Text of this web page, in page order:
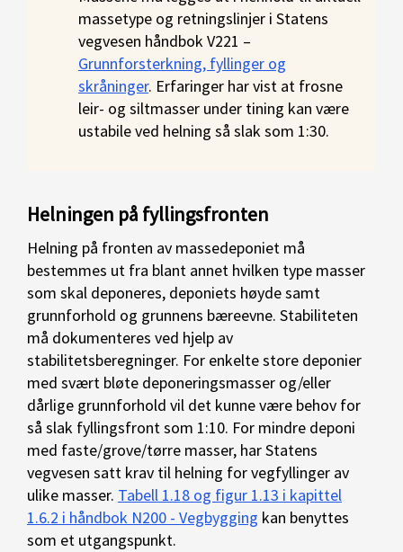
massetype og retningslinjer i Statens
vegvesen håndbok V221 –
Grunnforsterkning, fyllinger og
skråninger. Erfaringer har vist at frosne
leir- og siltmasser under tining kan være
ustabile ved helning så slak som 1:30.
Helningen på fyllingsfronten
Helning på fronten av massedeponiet må
bestemmes ut fra blant annet hvilken type masser
som skal deponeres, deponiets høyde samt
grunnforhold og grunnens bæreevne. Stabiliteten
må dokumenteres ved hjelp av
stabilitetsberegninger. For enkelte store deponier
med svært bløte deponeringsmasser og/eller
dårlige grunnforhold vil det kunne være behov for
så slak fyllingsfront som 1:10. For mindre deponi
med faste/grove/tørre masser, har Statens
vegvesen satt krav til helning for vegfyllinger av
ulike masser. Tabell 1.18 og figur 1.13 i kapittel
1.6.2 i håndbok N200 - Vegbygging kan benyttes
som et utgangspunkt.